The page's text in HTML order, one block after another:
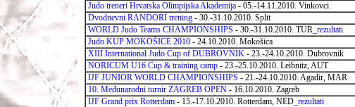
Judo treneri Hrvatska Olimpijska Akademija - 05.-14.11.2010. Vinkovci
Dvodnevni RANDORI trening - 30.-31.10.2010. Split
WORLD Judo Teams CHAMPIONSHIPS - 30.-31.10.2010. TUR _rezultati
Judo KUP MOKOŠICE 2010 - 24.10.2010. Mokošica
XIII International Judo Cup of DUBROVNIK - 23.-24.10.2010. Dubrovnik
NORICUM U16 Cup & training camp - 23.-25.10.2010. Leibnitz, AUT
IJF JUNIOR WORLD CHAMPIONSHIPS - 21.-24.10.2010. Agadir, MAR
10. Međunarodni turnir ZAGREB OPEN - 16.10.2010. Zagreb
IJF Grand prix Rotterdam - 15.-17.10.2010. Rotterdam, NED _rezultati